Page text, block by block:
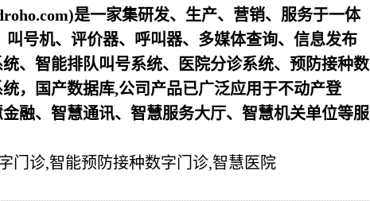
是一家集研发、生产、营销、服务于一体
号机、评价器、呼叫器、多媒体查询、信息发布
、智能排队叫号系统、医院分诊系统、预防接种数
，国产数据库,公司产品已广泛应用于不动产登
融、智慧通讯、智慧服务大厅、智慧机关单位等服
门诊,智能预防接种数字门诊,智慧医院